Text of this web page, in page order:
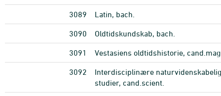
3089 Latin, bach.
3090 Oldtidskundskab, bach.
3091 Vestasiens oldtidshistorie,
3092
Interdisciplinære
studier, cand.scient.